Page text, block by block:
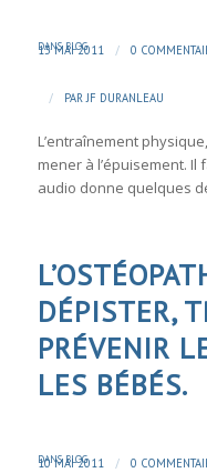
13 MAI 2011 / 0
DANSBLOG
/ PAR JF DURANLEAU
L’entraînement
mener à l’épuisement.
audio donne quelques
DÉPISTER,
PRÉVENIR
LES BÉBÉS.
10 MAI 2011 / 0
DANSBLOG